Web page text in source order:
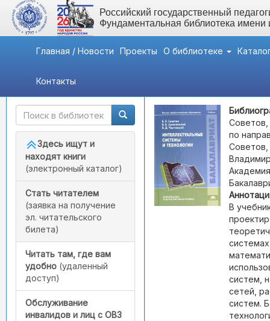
Российский государственный
Фундаментальная библиотека
Главная / Новости Проекты О библиотеке
Контакты
Быстрый доступ
Здесь ищут и
находят книги
(электронный каталог)
Стать читателем
(заявка на получение
эл. читательского
билета)
Читать там, где вам
удобно (удаленный
доступ)
Обслуживание
инвалидов и лиц с ОВЗ
Советов,
по
Советов,
В
систем,
сетей,
систем.